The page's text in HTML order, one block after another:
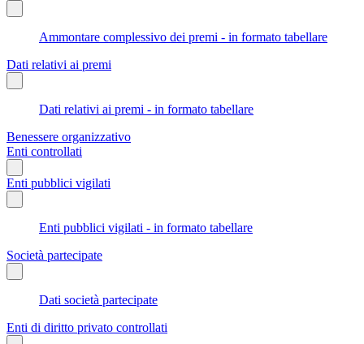
Ammontare complessivo dei premi - in formato tabellare
Dati relativi ai premi
Dati relativi ai premi - in formato tabellare
Benessere organizzativo
Enti controllati
Enti pubblici vigilati
Enti pubblici vigilati - in formato tabellare
Società partecipate
Dati società partecipate
Enti di diritto privato controllati